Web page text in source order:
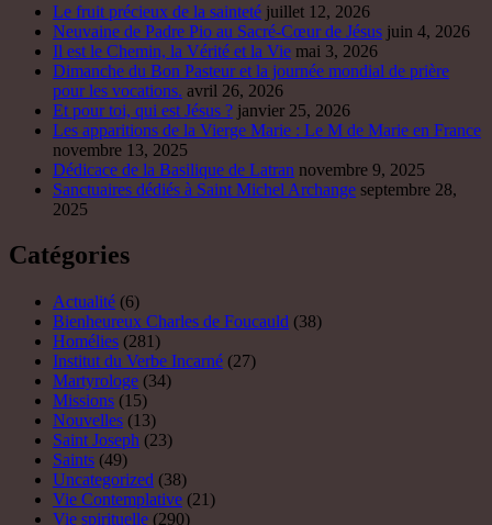
Le fruit précieux de la sainteté juillet 12, 2026
Neuvaine de Padre Pio au Sacré-Cœur de Jésus juin 4, 2026
Il est le Chemin, la Vérité et la Vie mai 3, 2026
Dimanche du Bon Pasteur et la journée mondial de prière
pour les vocations. avril 26, 2026
Et pour toi, qui est Jésus ? janvier 25, 2026
Les apparitions de la Vierge Marie : Le M de Marie en France
novembre 13, 2025
Dédicace de la Basilique de Latran novembre 9, 2025
Sanctuaires dédiés à Saint Michel Archange septembre 28,
2025
Catégories
Actualité (6)
Bienheureux Charles de Foucauld (38)
Homélies (281)
Institut du Verbe Incarné (27)
Martyrologe (34)
Missions (15)
Nouvelles (13)
Saint Joseph (23)
Saints (49)
Uncategorized (38)
Vie Contemplative (21)
Vie spirituelle (290)